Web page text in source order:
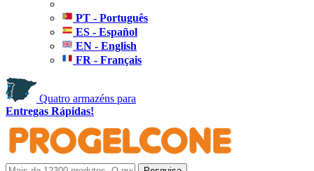
PT - Português
ES - Español
EN - English
FR - Français
Quatro armazéns para
Entregas Rápidas!